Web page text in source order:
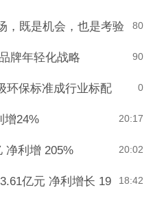
0
8
，既是机会，也是考验
0
9
牌年轻化战略
0
环保标准成行业标配
20:17
增24%
20:02
净利增 205%
18:42
亿元 净利增长 19